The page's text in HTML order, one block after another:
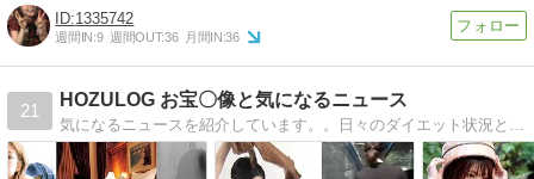
1335742
週間IN:9 週間OUT:36 月間IN:36
21
HOZULOG お宝〇像と気になるニュース
気になるニュースを紹介しています。。日々のダイエット状況とゴルフやジムなどを発信します。また、ネット通販で購入し、良かった物や有益な情報も紹介します。